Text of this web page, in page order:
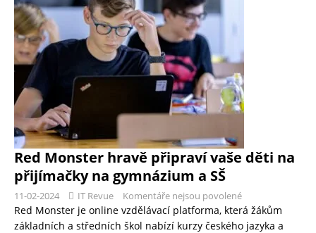
Red Monster hravě připraví vaše děti na
přijímačky na gymnázium a SŠ
11-02-2024 IT Revue Komentáře nejsou povolené
Red Monster je online vzdělávací platforma, která žákům
základních a středních škol nabízí kurzy českého jazyka a